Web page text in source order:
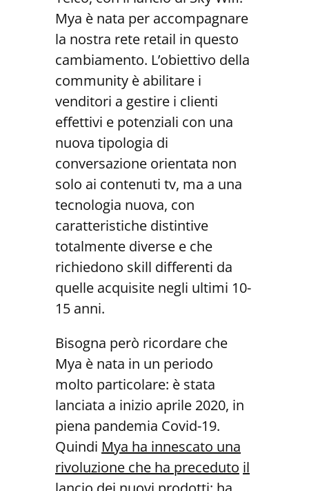
Mya è nata per accompagnare
la nostra rete retail in questo
cambiamento. L’obiettivo della
community è abilitare i
venditori a gestire i clienti
effettivi e potenziali con una
nuova tipologia di
conversazione orientata non
solo ai contenuti tv, ma a una
tecnologia nuova, con
caratteristiche distintive
totalmente diverse e che
richiedono skill differenti da
quelle acquisite negli ultimi 10-
15 anni.
Bisogna però ricordare che
Mya è nata in un periodo
molto particolare: è stata
lanciata a inizio aprile 2020, in
piena pandemia Covid-19.
Quindi Mya ha innescato una
rivoluzione che ha preceduto il